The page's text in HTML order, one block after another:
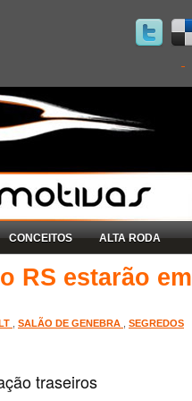
CONCEITOS ALTA RODA
RS estarão em
SALÃO DE GENEBRA SEGREDOS
traseiros